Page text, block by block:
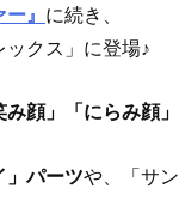
』 に続き、
クス」に登場♪
み顔」「にらみ顔」
」パーツや、「サ